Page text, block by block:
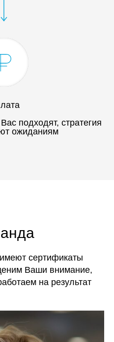
подходят, стратегия
ожиданиям
сертификаты
Ваши внимание,
на результат